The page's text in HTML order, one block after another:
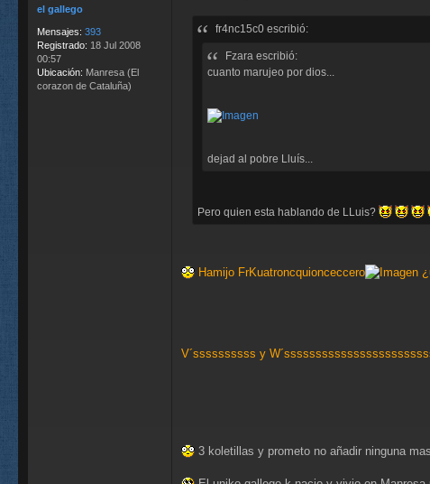
do
s
el gallego
Mensajes: 393
Registrado: 18 Jul 2008
00:57
Ubicación: Manresa (El
corazon de Cataluña)
fr4nc15c0 escribió:
Fzara escribió:
cuanto marujeo por dios...
dejad al pobre Lluís...
Pero quien esta hablando de LLuis?
Hamijo FrKuatroncquionceccero
V´ssssssssss y
3 koletillas y prometo no añadir ninguna mas